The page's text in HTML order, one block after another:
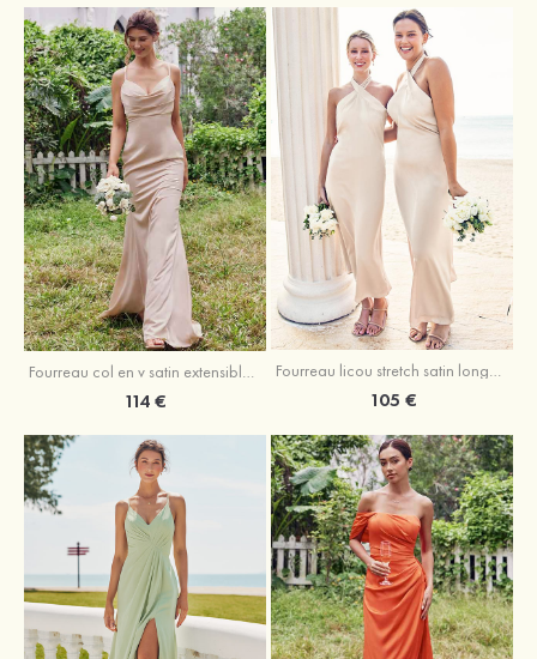
Fourreau col en v satin extensible ras du sol robe de demoiselle d'honneur
114 €
Fourreau licou stretch satin longueur cheville robe de demoiselle d'honneur
105 €